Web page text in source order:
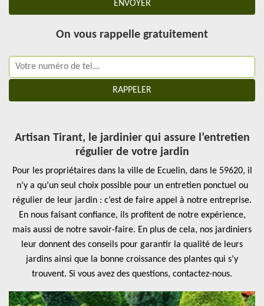
On vous rappelle gratuitement
Artisan Tirant, le jardinier qui assure l’entretien
régulier de votre jardin
Pour les propriétaires dans la ville de Ecuelin, dans le 59620, il
n’y a qu’un seul choix possible pour un entretien ponctuel ou
régulier de leur jardin : c’est de faire appel à notre entreprise.
En nous faisant confiance, ils profitent de notre expérience,
mais aussi de notre savoir-faire. En plus de cela, nos jardiniers
leur donnent des conseils pour garantir la qualité de leurs
jardins ainsi que la bonne croissance des plantes qui s’y
trouvent. Si vous avez des questions, contactez-nous.